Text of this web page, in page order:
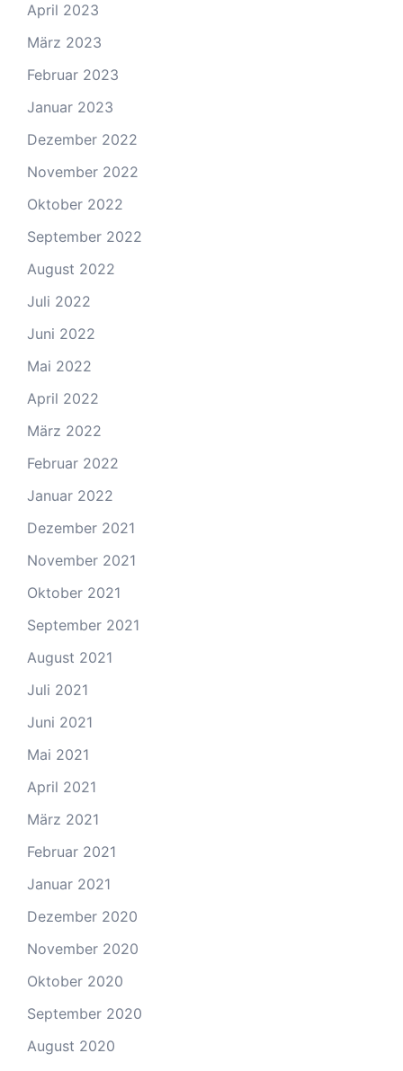
April 2023
März 2023
Februar 2023
Januar 2023
Dezember 2022
November 2022
Oktober 2022
September 2022
August 2022
Juli 2022
Juni 2022
Mai 2022
April 2022
März 2022
Februar 2022
Januar 2022
Dezember 2021
November 2021
Oktober 2021
September 2021
August 2021
Juli 2021
Juni 2021
Mai 2021
April 2021
März 2021
Februar 2021
Januar 2021
Dezember 2020
November 2020
Oktober 2020
September 2020
August 2020